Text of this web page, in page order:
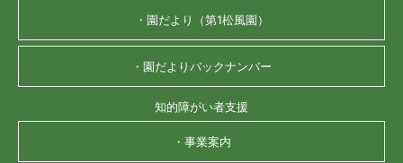
・園だより（第1松風園）
・園だよりバックナンバー
知的障がい者支援
・事業案内